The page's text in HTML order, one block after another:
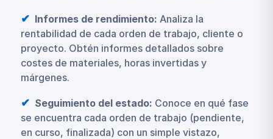
Informes de rendimiento: Analiza la
rentabilidad de cada orden de trabajo, cliente o
proyecto. Obtén informes detallados sobre
costes de materiales, horas invertidas y
márgenes.
Seguimiento del estado: Conoce en qué fase
se encuentra cada orden de trabajo (pendiente,
en curso, finalizada) con un simple vistazo,